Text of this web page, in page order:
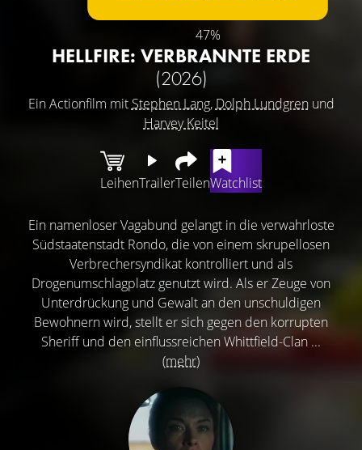
47%
HELLFIRE: VERBRANNTE ERDE
(2026)
Ein Actionfilm mit Stephen Lang, Dolph Lundgrenund
Harvey Keitel
LeihenTrailerTeilenWatchlist
Ein namenloser Vagabund gelangt in die verwahrloste
Südstaatenstadt Rondo, die von einem skrupellosen
Verbrechersyndikat kontrolliert und als
Drogenumschlagplatz genutzt wird. Als er Zeuge von
Unterdrückung und Gewalt an den unschuldigen
Bewohnern wird, stellt er sich gegen den korrupten
Sheriff und den einflussreichen Whittfield-Clan ...
(mehr)